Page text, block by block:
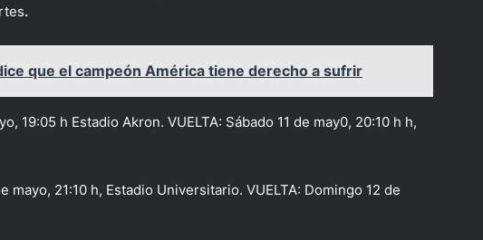
.
que el campeón América tiene derecho a sufrir
19:05 h Estadio Akron. VUELTA: Sábado 11 de may0, 20:10 h h,
mayo, 21:10 h, Estadio Universitario. VUELTA: Domingo 12 de